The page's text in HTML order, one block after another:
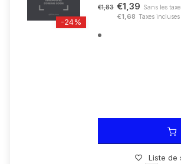
-24%
€1,83 €1,39 Sans les
€1,68 Taxes incluses
Liste de